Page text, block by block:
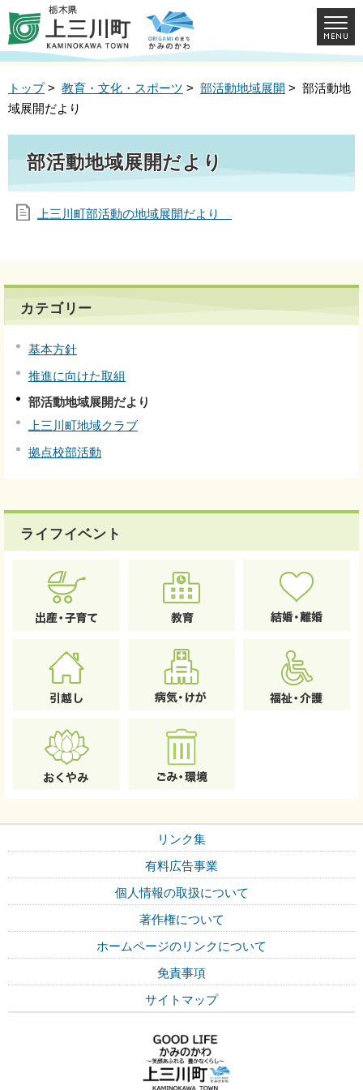
トップ> 教育・文化・スポーツ > 部活動地域展開 > 部活動地
域展開だより
部活動地域展開だより
上三川町部活動の地域展開だより
カテゴリー
基本方針
推進に向けた取組
部活動地域展開だより
上三川町地域クラブ
拠点校部活動
ライフイベント
リンク集
有料広告事業
個人情報の取扱について
著作権について
ホームページのリンクについて
免責事項
サイトマップ